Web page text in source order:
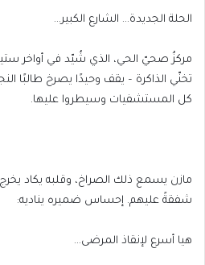
الحلة الجديدة… الشارع الكبير…
مركزُ صحيّ الحي، الذي شُيّد في أواخر
تخنّي الذاكرة – يقف وحيدًا يصرخ طالبًا
كل المستشفيات وسيطروا عليها.
مازن يسمع ذلك الصراخ، وقلبه يكاد
شفقةً عليهم. إحساس ضميره يناديه:
هيا أسرع لإنقاذ المرضى…